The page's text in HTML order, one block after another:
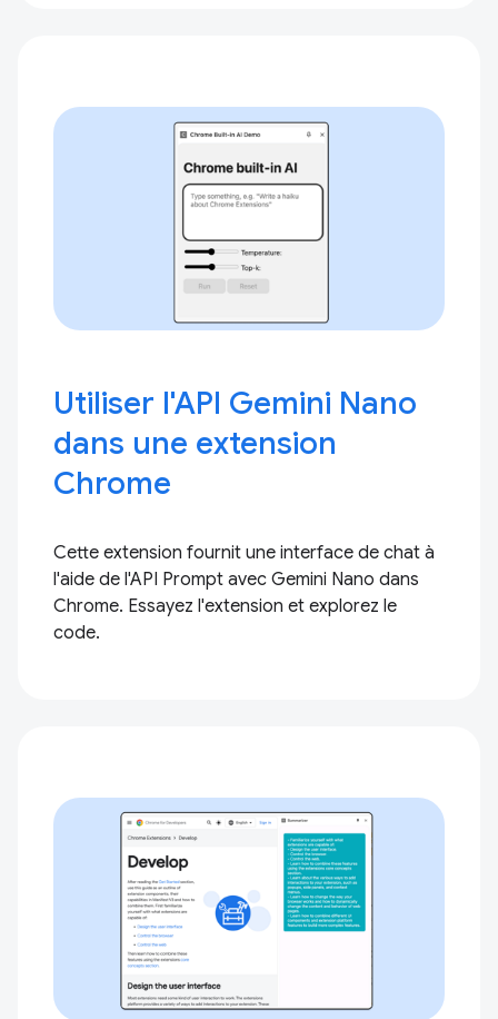
Utiliser l'API Gemini Nano
dans une extension
Chrome
Cette extension fournit une interface de chat à
l'aide de l'API Prompt avec Gemini Nano dans
Chrome. Essayez l'extension et explorez le
code.